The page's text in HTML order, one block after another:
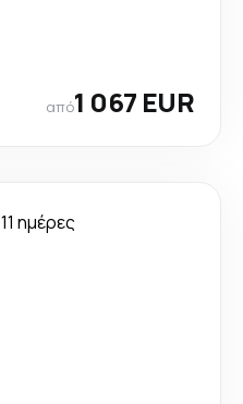
από1 067 EUR
11 ημέρες